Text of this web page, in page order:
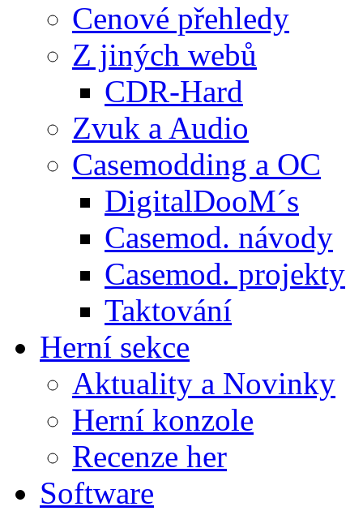
Cenové přehledy
Z jiných webů
CDR-Hard
Zvuk a Audio
Casemodding a OC
DigitalDooM´s
Casemod. návody
Casemod. projekty
Taktování
Herní sekce
Aktuality a Novinky
Herní konzole
Recenze her
Software